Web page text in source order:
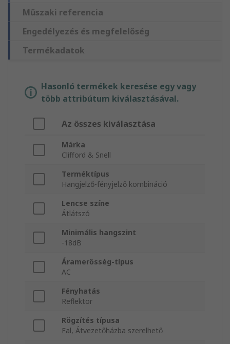
Műszaki referencia
Engedélyezés és megfelelőség
Termékadatok
Hasonló termékek keresése egy vagy
több attribútum kiválasztásával.
Az összes kiválasztása
Márka
Clifford & Snell
Terméktípus
Hangjelző-fényjelző kombináció
Lencse színe
Átlátszó
Minimális hangszint
-18dB
Áramerősség-típus
AC
Fényhatás
Reflektor
Rögzítés típusa
Fal, Átvezetőházba szerelhető